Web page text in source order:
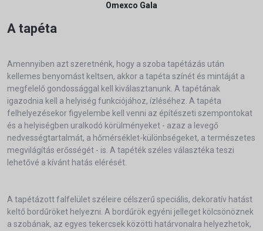
Omexco Gala
A tapéta
Amennyiben azt szeretnénk, hogy a szoba tapétázás után
kellemes benyomást keltsen, akkor a tapéta színét és mintáját a
megfelelő gondossággal kell kiválasztanunk. A tapétának
igazodnia kell a helyiség funkciójához, ízléséhez. A tapéta
felhelyezésekor figyelembe kell venni az építészeti szempontokat
és a helyiségben uralkodó körülményeket - azaz a levegő
nedvességtartalmát, a hőmérséklet-különbségeket, a természetes
megvilágítás erősségét - is. A tapéték széles választéka teszi
lehetővé a kívánt hatás elérését.
A tapétázott falfelület széleire célszerű speciális, dekoratív hatást
keltő bordűröket helyezni. A bordűrök egyéni jelleget kölcsönöznek
a szobának, az egyes tekercsek közötti határvonalra helyezhetok,